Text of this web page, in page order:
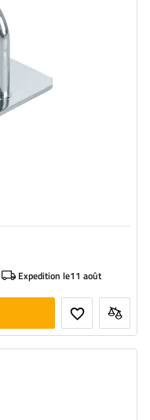
Expedition le11 août